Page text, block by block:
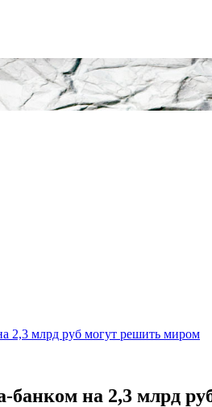
2,3 млрд руб могут решить миром
на 2,3 млрд